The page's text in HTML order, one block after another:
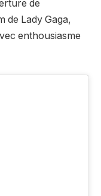
de
de Lady Gaga,
enthousiasme